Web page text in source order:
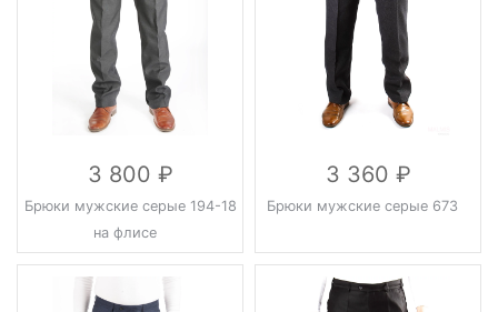
3 800
Брюки мужские серые 194-18
на флисе
3 360
Брюки мужские серые 673